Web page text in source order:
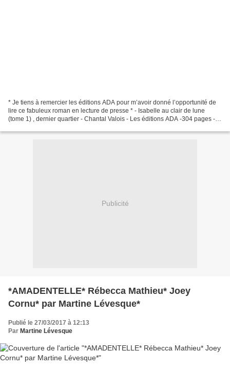
* Je tiens à remercier les éditions ADA pour m’avoir donné l’opportunité de
lire ce fabuleux roman en lecture de presse * - Isabelle au clair de lune
(tome 1) , dernier quartier - Chantal Valois - Les éditions ADA -304 pages -
Publicité
*AMADENTELLE* Rébecca Mathieu* Joey
Cornu* par Martine Lévesque*
Publié le 27/03/2017 à 12:13
Par Martine Lévesque